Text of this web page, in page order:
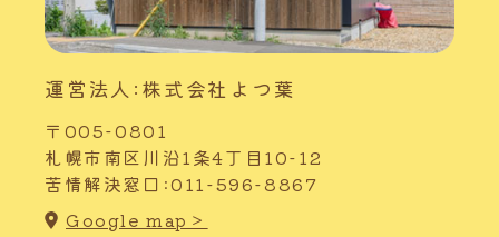
運営法人:株式会社よつ葉
〒005-0801
札幌市南区川沿1条4丁目10-12
苦情解決窓口:011-596-8867
Google map＞